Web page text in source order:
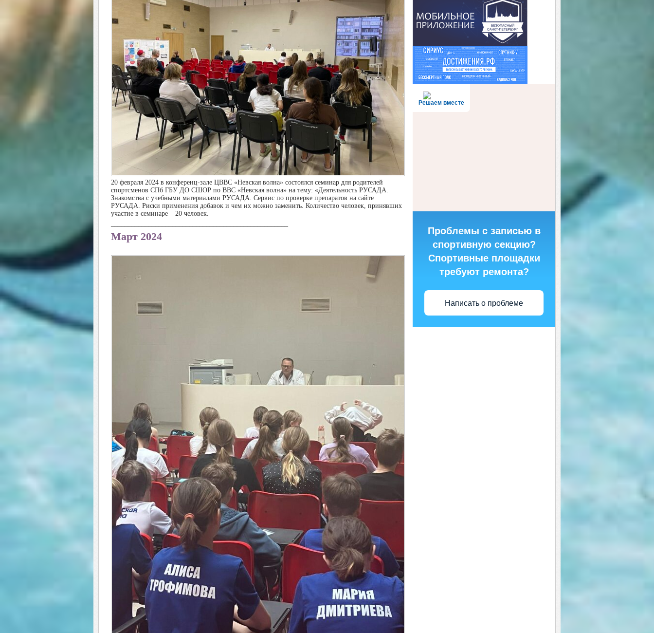
20 февраля 2024 в конференц-зале ЦВВС «Невская волна» состоялся семинар для родителей
спортсменов СПб ГБУ ДО СШОР по ВВС «Невская волна» на тему: «Деятельность РУСАДА.
Знакомства с учебными материалами РУСАДА. Сервис по проверке препаратов на сайте
РУСАДА. Риски применения добавок и чем их можно заменить. Количество человек, принявших
участие в семинаре – 20 человек.
Март 2024
Решаем вместе
Проблемы с записью в
спортивную секцию?
Спортивные площадки
требуют ремонта?
Написать о проблеме